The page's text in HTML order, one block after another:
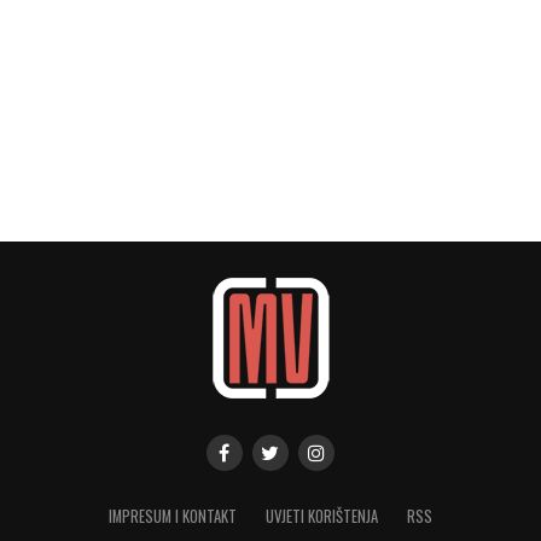
IMPRESUM I KONTAKT UVJETI KORIŠTENJA RSS